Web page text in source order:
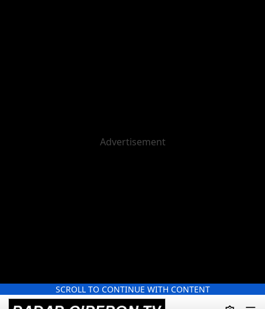
SCROLL TO CONTINUE WITH CONTENT